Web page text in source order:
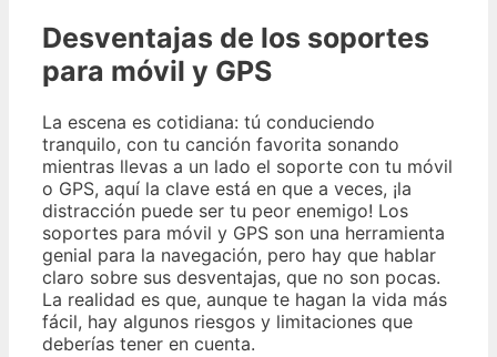
Desventajas de los soportes
para móvil y GPS
La escena es cotidiana: tú conduciendo
tranquilo, con tu canción favorita sonando
mientras llevas a un lado el soporte con tu móvil
o GPS, aquí la clave está en que a veces, ¡la
distracción puede ser tu peor enemigo! Los
soportes para móvil y GPS son una herramienta
genial para la navegación, pero hay que hablar
claro sobre sus desventajas, que no son pocas.
La realidad es que, aunque te hagan la vida más
fácil, hay algunos riesgos y limitaciones que
deberías tener en cuenta.